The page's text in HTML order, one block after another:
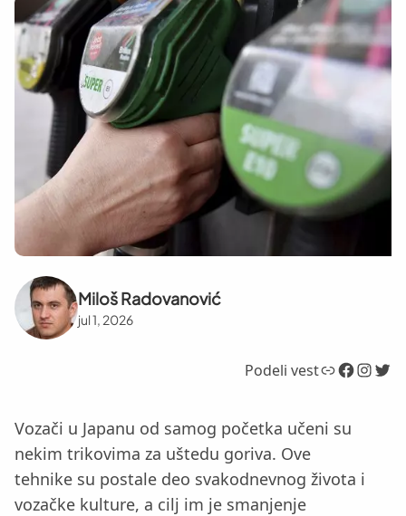
Miloš Radovanović
jul 1, 2026
Podeli vestLink Facebook InstagramTwitter
Vozači u Japanu od samog početka učeni su
nekim trikovima za uštedu goriva. Ove
tehnike su postale deo svakodnevnog života i
vozačke kulture, a cilj im je smanjenje